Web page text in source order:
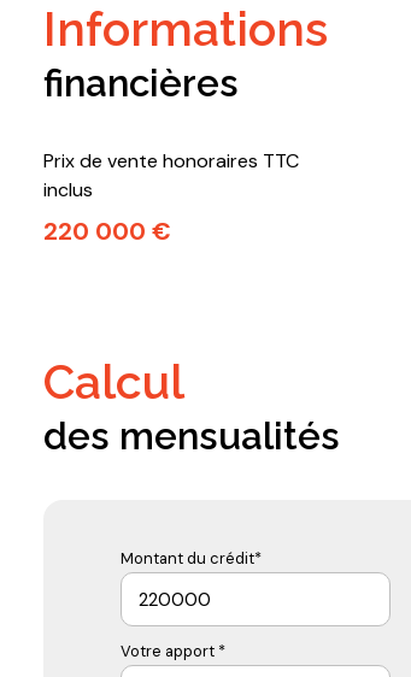
informations
financières
Prix de vente honoraires TTC
inclus
220 000 €
calcul
des mensualités
Montant du crédit*
Votre apport *